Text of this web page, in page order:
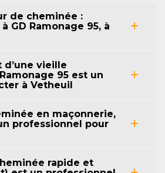
de cheminée :
GD Ramonage 95, à
d’une vieille
95 est un
à Vetheuil
en maçonnerie,
professionnel pour
rapide et